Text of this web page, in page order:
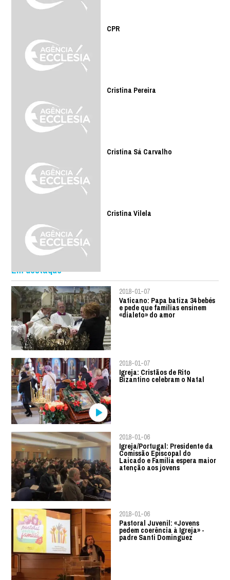
CPR
Cristina Pereira
Cristina Sá Carvalho
Cristina Vilela
Em destaque
2018-01-07
Vaticano: Papa batiza 34 bebés
e pede que famílias ensinem
«dialeto» do amor
2018-01-07
Igreja: Cristãos de Rito
Bizantino celebram o Natal
2018-01-06
Igreja/Portugal: Presidente da
Comissão Episcopal do
Laicado e Família espera maior
atenção aos jovens
2018-01-06
Pastoral Juvenil: «Jovens
pedem coerência à Igreja» -
padre Santi Dominguez